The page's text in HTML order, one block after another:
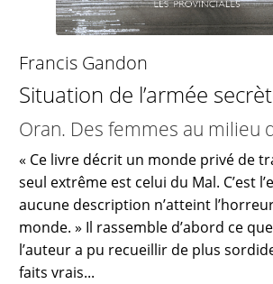
Francis Gandon
Situation de l’armée
Oran. Des femmes au milieu
« Ce livre décrit un monde privé de
seul extrême est celui du Mal. C’est
aucune description n’atteint
monde. » Il rassemble d’abord ce
l’auteur a pu recueillir de plus
faits vrais...